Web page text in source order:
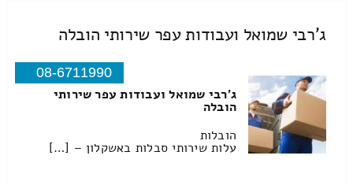
ג'רבי שמואל ועבודות עפר שירותי הובלה
08-6711990
ג'רבי שמואל ועבודות עפר שירותי
הובלה
הובלות
עלות שירותי סבלות באשקלון – […]